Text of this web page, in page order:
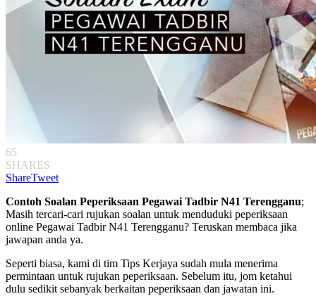
65
SHARES
ShareTweet
Contoh Soalan Peperiksaan Pegawai Tadbir N41 Terengganu;
Masih tercari-cari rujukan soalan untuk menduduki peperiksaan
online Pegawai Tadbir N41 Terengganu? Teruskan membaca jika
jawapan anda ya.
Seperti biasa, kami di tim Tips Kerjaya sudah mula menerima
permintaan untuk rujukan peperiksaan. Sebelum itu, jom ketahui
dulu sedikit sebanyak berkaitan peperiksaan dan jawatan ini.